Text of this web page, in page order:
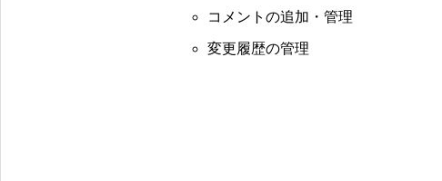
コメントの追加・管理
変更履歴の管理